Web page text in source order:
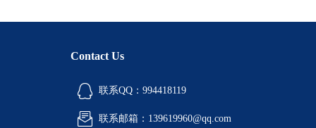
Contact Us
联系QQ：994418119
联系邮箱：139619960@qq.com